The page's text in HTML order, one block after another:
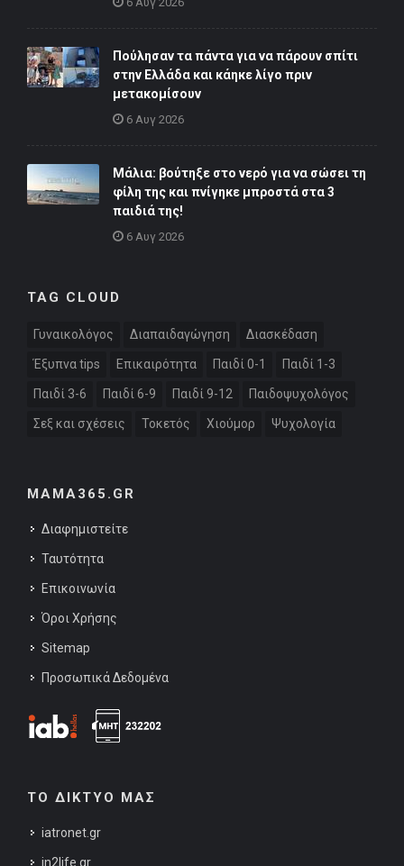
Πούλησαν τα πάντα για να πάρουν σπίτι
στην Ελλάδα και κάηκε λίγο πριν
μετακομίσουν
6 Αυγ 2026
Μάλια: βούτηξε στο νερό για να σώσει τη
φίλη της και πνίγηκε μπροστά στα 3
παιδιά της!
6 Αυγ 2026
TAG CLOUD
Γυναικολόγος Διαπαιδαγώγηση Διασκέδαση
Έξυπνα tips Επικαιρότητα Παιδί 0-1 Παιδί 1-3
Παιδί 3-6 Παιδί 6-9 Παιδί 9-12 Παιδοψυχολόγος
Σεξ και σχέσεις Τοκετός Χιούμορ Ψυχολογία
MAMA365.GR
Διαφημιστείτε
Ταυτότητα
Επικοινωνία
Όροι Χρήσης
Sitemap
Προσωπικά Δεδομένα
ΤΟ ΔΙΚΤΥΟ ΜΑΣ
iatronet.gr
in2life.gr